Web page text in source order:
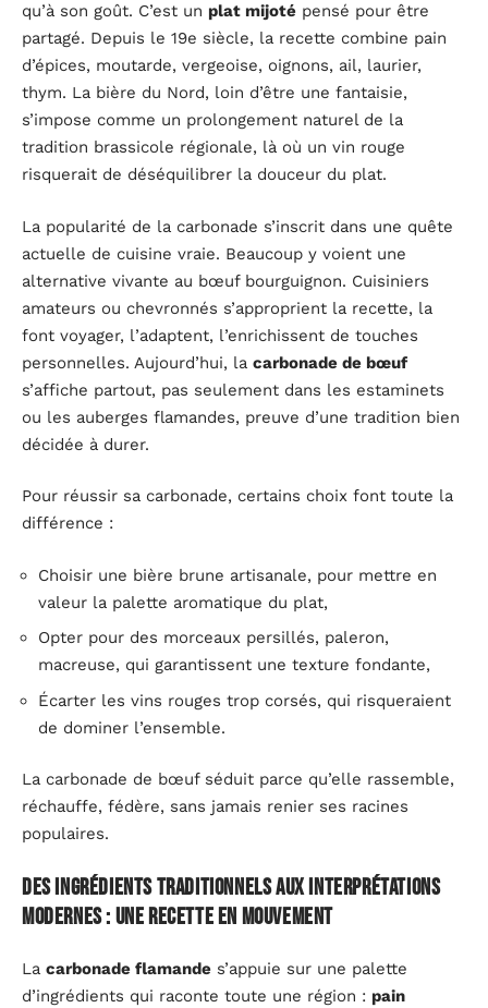
qu’à son goût. C’est un plat mijoté pensé pour être
partagé. Depuis le 19e siècle, la recette combine pain
d’épices, moutarde, vergeoise, oignons, ail, laurier,
thym. La bière du Nord, loin d’être une fantaisie,
s’impose comme un prolongement naturel de la
tradition brassicole régionale, là où un vin rouge
risquerait de déséquilibrer la douceur du plat.
La popularité de la carbonade s’inscrit dans une quête
actuelle de cuisine vraie. Beaucoup y voient une
alternative vivante au bœuf bourguignon. Cuisiniers
amateurs ou chevronnés s’approprient la recette, la
font voyager, l’adaptent, l’enrichissent de touches
personnelles. Aujourd’hui, la carbonade de bœuf
s’affiche partout, pas seulement dans les estaminets
ou les auberges flamandes, preuve d’une tradition bien
décidée à durer.
Pour réussir sa carbonade, certains choix font toute la
différence :
Choisir une bière brune artisanale, pour mettre en
valeur la palette aromatique du plat,
Opter pour des morceaux persillés, paleron,
macreuse, qui garantissent une texture fondante,
Écarter les vins rouges trop corsés, qui risqueraient
de dominer l’ensemble.
La carbonade de bœuf séduit parce qu’elle rassemble,
réchauffe, fédère, sans jamais renier ses racines
populaires.
Des ingrédients traditionnels aux interprétations
modernes : une recette en mouvement
La carbonade flamande s’appuie sur une palette
d’ingrédients qui raconte toute une région : pain